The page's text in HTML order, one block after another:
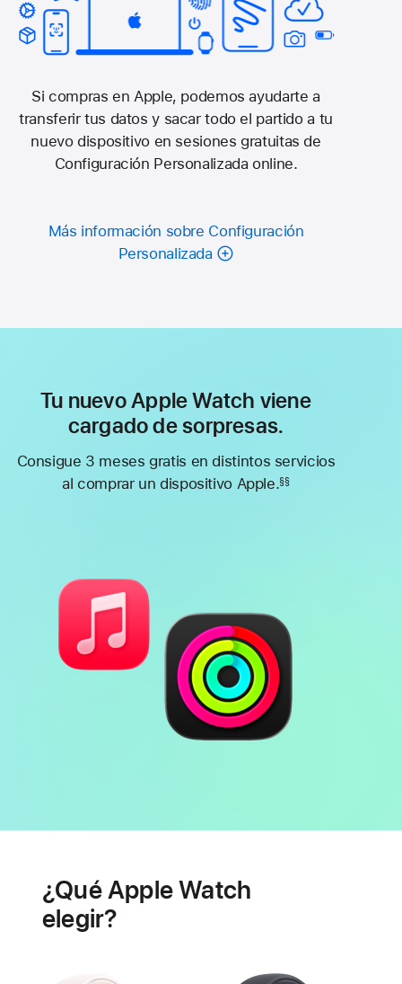
Si compras en Apple, podemos ayudarte a
transferir tus datos y sacar todo el partido a tu
nuevo dispositivo en sesiones gratuitas de
Configuración Personalizada online.
Más información sobre Configuración
Personalizada
Tu nuevo Apple Watch viene
cargado de sorpresas.
Consigue 3 meses gratis en distintos servicios
al comprar un dispositivo Apple.§§
cardiaca
¿Qué Apple Watch
elegir?